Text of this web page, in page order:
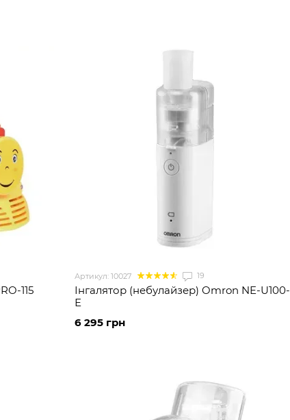
115
Артикул: 10027 19
Інгалятор (небулайзер) Omron NE-U100-
Е
6 295 грн